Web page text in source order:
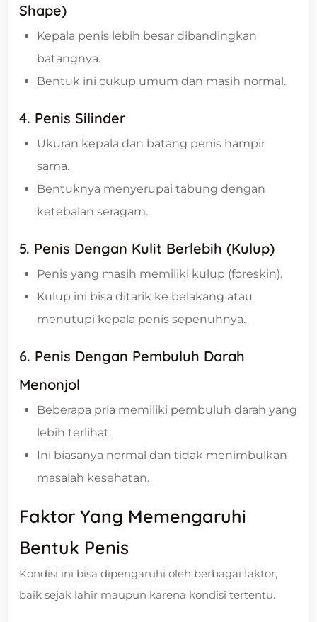
Shape)
Kepala penis lebih besar dibandingkan
batangnya.
Bentuk ini cukup umum dan masih normal.
4. Penis Silinder
Ukuran kepala dan batang penis hampir
sama.
Bentuknya menyerupai tabung dengan
ketebalan seragam.
5. Penis Dengan Kulit Berlebih (Kulup)
Penis yang masih memiliki kulup (foreskin).
Kulup ini bisa ditarik ke belakang atau
menutupi kepala penis sepenuhnya.
6. Penis Dengan Pembuluh Darah
Menonjol
Beberapa pria memiliki pembuluh darah yang
lebih terlihat.
Ini biasanya normal dan tidak menimbulkan
masalah kesehatan.
Faktor Yang Memengaruhi
Bentuk Penis
Kondisi ini bisa dipengaruhi oleh berbagai faktor,
baik sejak lahir maupun karena kondisi tertentu.